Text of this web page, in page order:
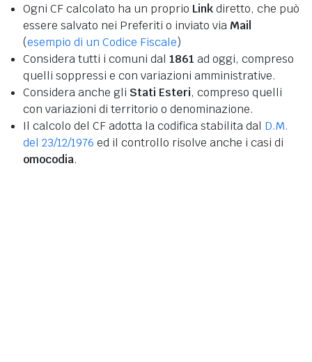
Ogni CF calcolato ha un proprio Linkdiretto, che può
essere salvato nei Preferiti o inviato via Mail
(esempio di un Codice Fiscale)
Considera tutti i comuni dal 1861 ad oggi, compreso
quelli soppressi e con variazioni amministrative.
Considera anche gli Stati Esteri, compreso quelli
con variazioni di territorio o denominazione.
Il calcolo del CF adotta la codifica stabilita dal D.M.
del 23/12/1976 ed il controllo risolve anche i casi di
omocodia.